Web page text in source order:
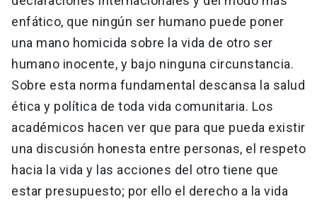
enfático, que ningún ser humano puede poner
una mano homicida sobre la vida de otro ser
humano inocente, y bajo ninguna circunstancia.
Sobre esta norma fundamental descansa la salud
ética y política de toda vida comunitaria. Los
académicos hacen ver que para que pueda existir
una discusión honesta entre personas, el respeto
hacia la vida y las acciones del otro tiene que
estar presupuesto; por ello el derecho a la vida